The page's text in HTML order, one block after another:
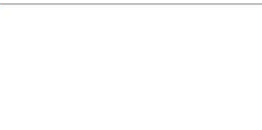
수 방법: 직접 방문 접수, 대리접수 및 우편접수